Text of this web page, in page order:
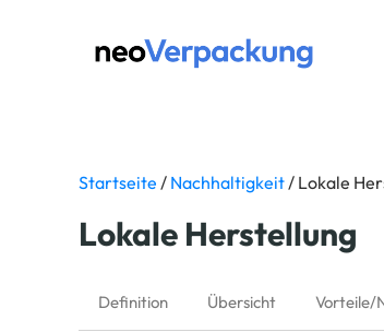
Startseite / Nachhaltigkeit / Lokale
Lokale Herstellung
Definition Übersicht Vorteile/